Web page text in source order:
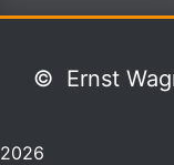
© Ernst
2026